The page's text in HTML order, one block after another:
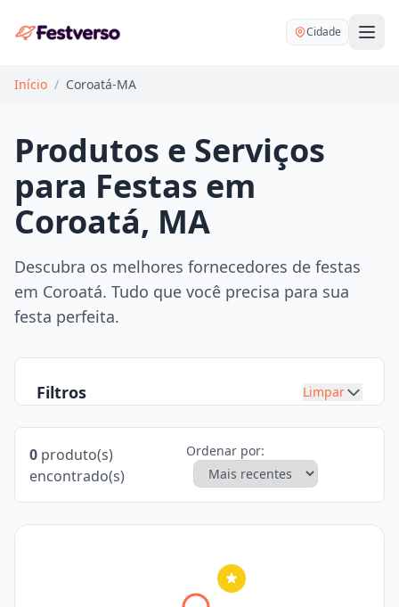
Cidade
Balões delivery
Decoração personalizada
Pegue e Monte
Festa na mesa
Mesas e cadeiras
Buffet
DJ
Início / Coroatá-MA
Produtos e Serviços
para Festas em
Coroatá, MA
Descubra os melhores fornecedores de festas
em Coroatá. Tudo que você precisa para sua
festa perfeita.
Filtros Limpar
0 produto(s)
encontrado(s)
Ordenar por: